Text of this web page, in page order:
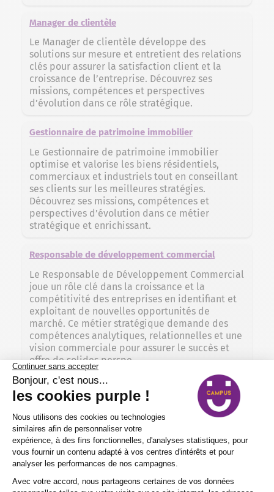
Manager de clientèle
Le Manager de clientèle développe des
solutions sur mesure et entretient des relations
clés pour assurer la satisfaction client et la
croissance de l’entreprise. Découvrez ses
missions, compétences et perspectives
d’évolution dans ce rôle stratégique.
Gestionnaire de patrimoine immobilier
Le Gestionnaire de patrimoine immobilier
optimise et valorise les biens résidentiels,
commerciaux et industriels tout en conseillant
ses clients sur les meilleures stratégies.
Découvrez ses missions, compétences et
perspectives d’évolution dans ce métier
stratégique et enrichissant.
Responsable de développement commercial
Le Responsable de Développement Commercial
joue un rôle clé dans la croissance et la
compétitivité des entreprises en identifiant et
exploitant de nouvelles opportunités de
marché. Ce métier stratégique demande des
compétences analytiques, relationnelles et une
vision commerciale pour assurer le succès et
offre de solides perspe
Vendeur
Le métier de Vendeur allie expertise produit et
sens du service client pour garantir satisfaction
et fidélisation. Poste clé du commerce, il offre
de nombreuses opportunités d’évolution dans
un secteur dynamique et accessible.
Consultant immobilier